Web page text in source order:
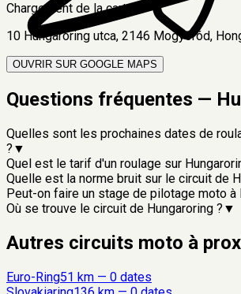
Chargement de la carte...
10 Hungaroring utca, 2146 Mogyoród,
OUVRIR SUR GOOGLE MAPS
Questions fréquentes —
Quelles sont les prochaines dates de
? ▼
Quel est le tarif d'un roulage sur
Quelle est la norme bruit sur le circuit de
Peut-on faire un stage de pilotage moto à
Où se trouve le circuit de Hungaroring ? ▼
Autres circuits moto à
Euro-Ring51 km — 0 dates